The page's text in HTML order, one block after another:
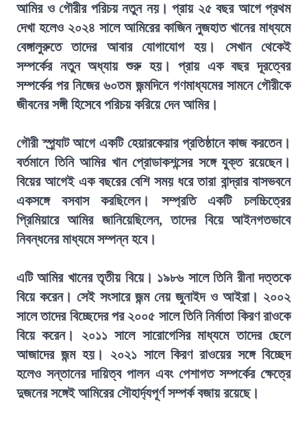
আমির ও গৌরীর পরিচয় নতুন নয়। প্রায় ২৫ বছর আগে প্রথম
দেখা হলেও ২০২৪ সালে আমিরের কাজিন নুজহাত খানের মাধ্যমে
বেঙ্গালুরুতে তাদের আবার যোগাযোগ হয়। সেখান থেকেই
সম্পর্কের নতুন অধ্যায় শুরু হয়। প্রায় এক বছর দূরত্বের
সম্পর্কের পর নিজের ৬০তম জন্মদিনে গণমাধ্যমের সামনে গৌরীকে
জীবনের সঙ্গী হিসেবে পরিচয় করিয়ে দেন আমির।
গৌরী স্প্র্যাট আগে একটি হেয়ারকেয়ার প্রতিষ্ঠানে কাজ করতেন।
বর্তমানে তিনি আমির খান প্রোডাকশন্সের সঙ্গে যুক্ত রয়েছেন।
বিয়ের আগেই এক বছরের বেশি সময় ধরে তারা বান্দ্রার বাসভবনে
একসঙ্গে বসবাস করছিলেন। সম্প্রতি একটি চলচ্চিত্রের
প্রিমিয়ারে আমির জানিয়েছিলেন, তাদের বিয়ে আইনগতভাবে
নিবন্ধনের মাধ্যমে সম্পন্ন হবে।
এটি আমির খানের তৃতীয় বিয়ে। ১৯৮৬ সালে তিনি রীনা দত্তকে
বিয়ে করেন। সেই সংসারে জন্ম নেয় জুনাইদ ও আইরা। ২০০২
সালে তাদের বিচ্ছেদের পর ২০০৫ সালে তিনি নির্মাতা কিরণ রাওকে
বিয়ে করেন। ২০১১ সালে সারোগেসির মাধ্যমে তাদের ছেলে
আজাদের জন্ম হয়। ২০২১ সালে কিরণ রাওয়ের সঙ্গে বিচ্ছেদ
হলেও সন্তানের দায়িত্ব পালন এবং পেশাগত সম্পর্কের ক্ষেত্রে
দুজনের সঙ্গেই আমিরের সৌহার্দ্যপূর্ণ সম্পর্ক বজায় রয়েছে।